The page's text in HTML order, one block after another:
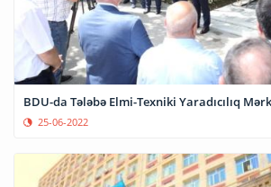
BDU-da Tələbə Elmi-Texniki Yaradıcılıq
25-06-2022